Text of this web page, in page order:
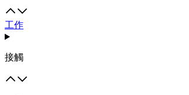
工作
接觸